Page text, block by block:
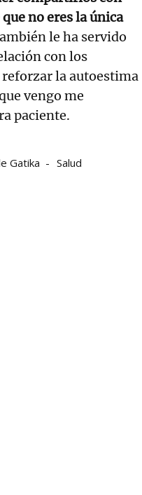
no eres la única
le ha servido
con los
reforzar la autoestima
vengo me
paciente.
Gatika Salud